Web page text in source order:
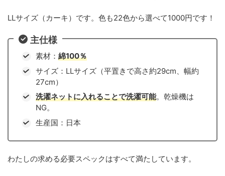
LLサイズ（カーキ）です。色も22色から選べて1000円です！
主仕様
素材： 綿100％
サイズ：LLサイズ（平置きで高さ約29cm、幅約
27cm）
洗濯ネットに入れることで洗濯可能。乾燥機は
NG。
生産国：日本
わたしの求める必要スペックはすべて満たしています。